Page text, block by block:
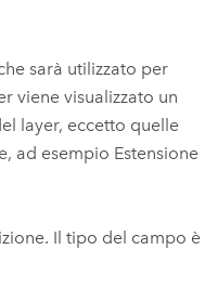
sarà utilizzato per
viene visualizzato un
layer, eccetto quelle
ad esempio Estensione
Il tipo del campo è